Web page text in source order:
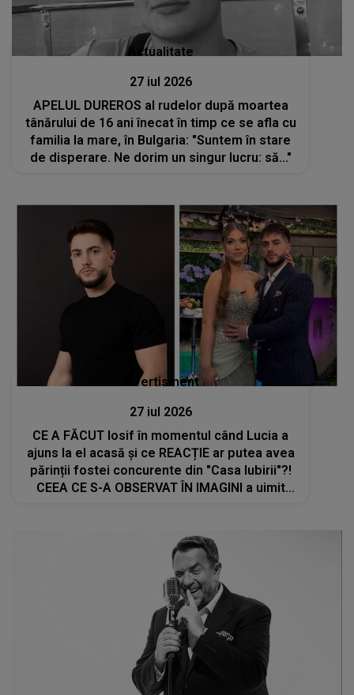
Actualitate
27 iul 2026
APELUL DUREROS al rudelor după moartea
tânărului de 16 ani înecat în timp ce se afla cu
familia la mare, în Bulgaria: "Suntem în stare
de disperare. Ne dorim un singur lucru: să..."
Divertisment
27 iul 2026
CE A FĂCUT Iosif în momentul când Lucia a
ajuns la el acasă și ce REACȚIE ar putea avea
părinții fostei concurente din "Casa Iubirii"?!
CEEA CE S-A OBSERVAT ÎN IMAGINI a uimit